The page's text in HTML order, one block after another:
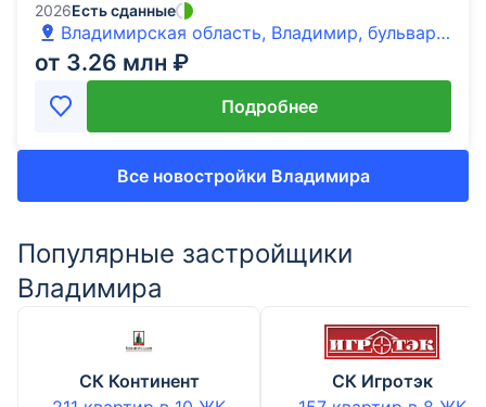
2026Есть сданные
Владимирская область, Владимир, бульвар
Сталинградский, 5
от 3.26 млн ₽
Подробнее
Все новостройки Владимира
Популярные застройщики
Владимира
СК Континент
СК Игротэк